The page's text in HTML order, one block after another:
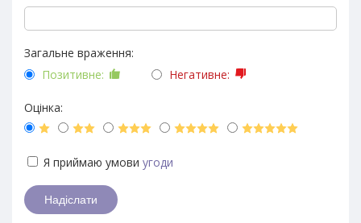
Загальне враження:
Позитивне:
Негативне:
Оцінка:
Я приймаю умови угоди